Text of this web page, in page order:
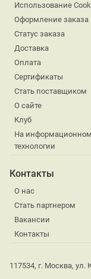
Использование
Оформление заказа
Статус заказа
Доставка
Оплата
Сертификаты
Стать поставщиком
О сайте
Клуб
На
технологии
Контакты
О нас
Стать партнером
Вакансии
Контакты
117534, г. Москва, ул.